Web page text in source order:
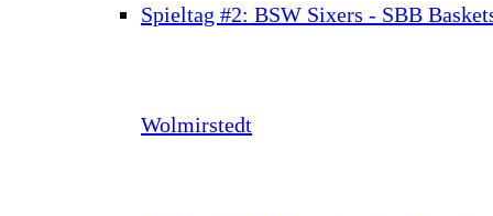
Spieltag #2: BSW Sixers - SBB
Wolmirstedt